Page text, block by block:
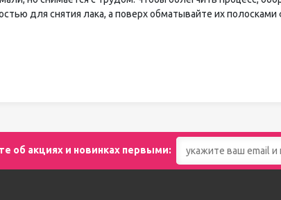
для снятия лака, а поверх обматывайте их полосками
об акциях и новинках первыми: